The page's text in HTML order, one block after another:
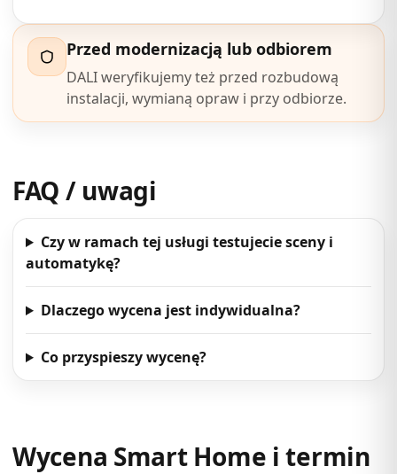
Przed modernizacją lub odbiorem
DALI weryfikujemy też przed rozbudową
instalacji, wymianą opraw i przy odbiorze.
FAQ / uwagi
Czy w ramach tej usługi testujecie sceny i
automatykę?
Dlaczego wycena jest indywidualna?
Co przyspieszy wycenę?
Wycena Smart Home i termin